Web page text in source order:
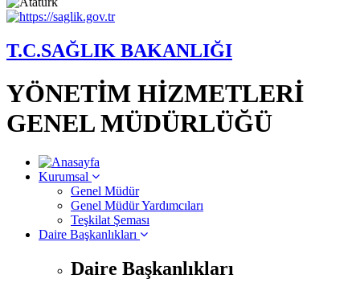
T.C.SAĞLIK BAKANLIĞI
YÖNETİM HİZMETLERİ
GENEL MÜDÜRLÜĞÜ
Kurumsal
Genel Müdür
Genel Müdür Yardımcıları
Teşkilat Şeması
Daire Başkanlıkları
Daire Başkanlıkları